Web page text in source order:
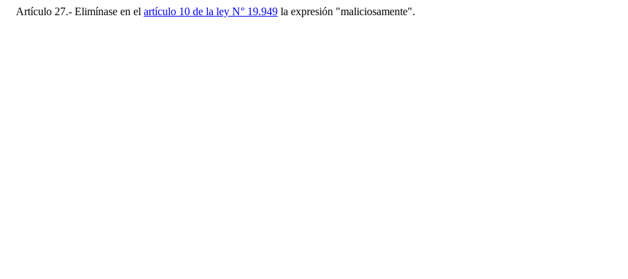
Artículo 27.- Elimínase en el artículo 10 de la ley N° 19.949 la expresión "maliciosamente".